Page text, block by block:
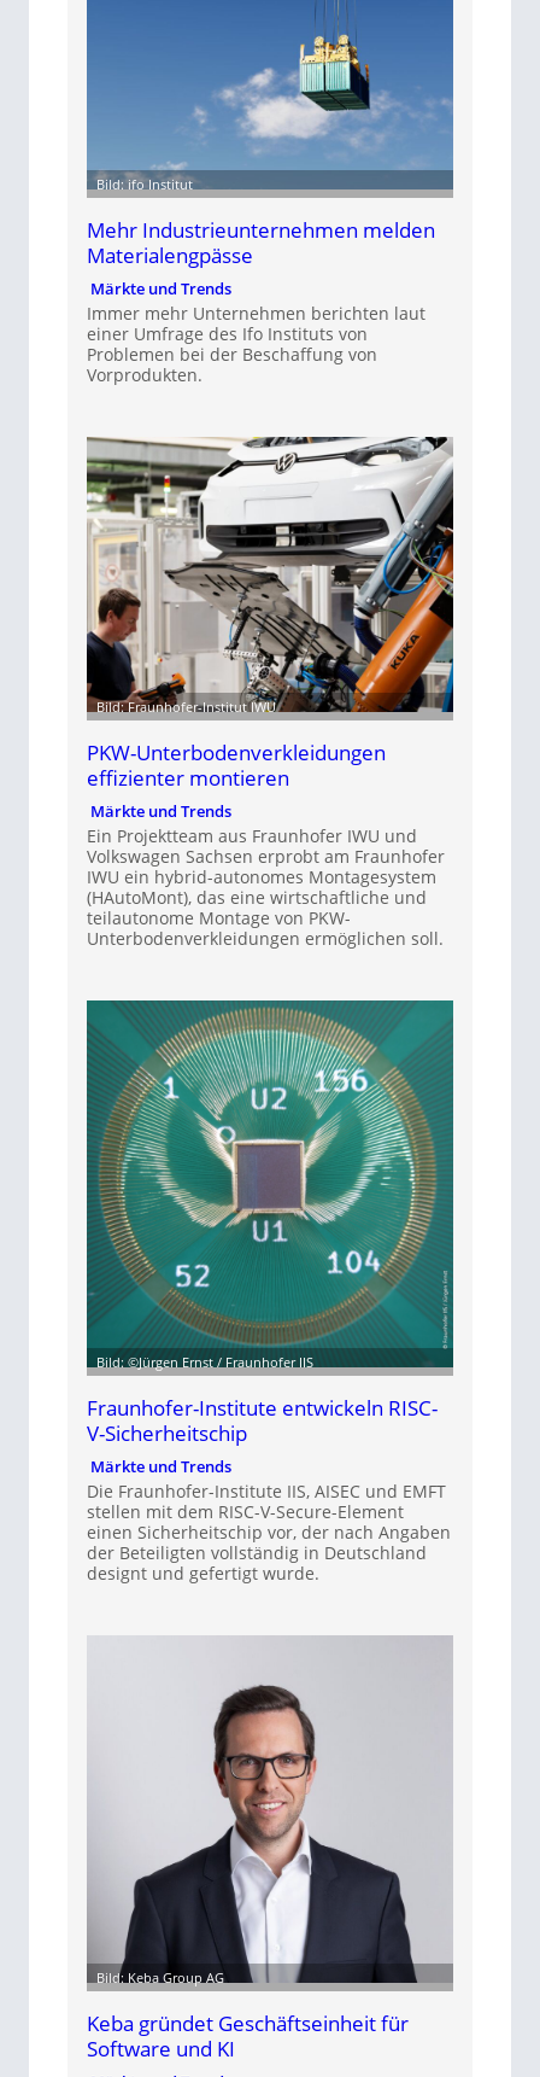
Bild: ifo Institut
Mehr Industrieunternehmen melden
Materialengpässe
Märkte und Trends
Immer mehr Unternehmen berichten laut
einer Umfrage des Ifo Instituts von
Problemen bei der Beschaffung von
Vorprodukten.
Bild: Fraunhofer-Institut IWU
PKW-Unterbodenverkleidungen
effizienter montieren
Märkte und Trends
Ein Projektteam aus Fraunhofer IWU und
Volkswagen Sachsen erprobt am Fraunhofer
IWU ein hybrid-autonomes Montagesystem
(HAutoMont), das eine wirtschaftliche und
teilautonome Montage von PKW-
Unterbodenverkleidungen ermöglichen soll.
Bild: ©Jürgen Ernst / Fraunhofer IIS
Fraunhofer-Institute entwickeln RISC-
V-Sicherheitschip
Märkte und Trends
Die Fraunhofer-Institute IIS, AISEC und EMFT
stellen mit dem RISC-V-Secure-Element
einen Sicherheitschip vor, der nach Angaben
der Beteiligten vollständig in Deutschland
designt und gefertigt wurde.
Bild: Keba Group AG
Keba gründet Geschäftseinheit für
Software und KI